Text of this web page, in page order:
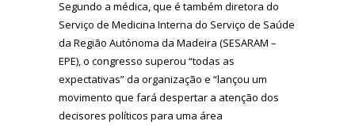
Segundo a médica, que é também diretora do
Serviço de Medicina Interna do Serviço de Saúde
da Região Autónoma da Madeira (SESARAM –
EPE), o congresso superou “todas as
expectativas” da organização e “lançou um
movimento que fará despertar a atenção dos
decisores políticos para uma área